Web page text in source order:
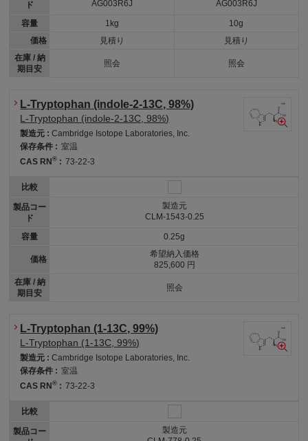
ド
容量
価格
在庫 / 納
期目安
AG003R6J
1kg
見積り
照会
AG003R6J
10g
見積り
照会
L-Tryptophan (indole-2-13C, 98%)
L-Tryptophan (indole-2-13C, 98%)
製造元 :Cambridge Isotope Laboratories, Inc.
保存条件 : 室温
CAS RN® : 73-22-3
比較
製品コー
ド
容量
価格
在庫 / 納
期目安
製造元
CLM-1543-0.25
0.25g
希望納入価格
825,600 円
照会
L-Tryptophan (1-13C, 99%)
L-Tryptophan (1-13C, 99%)
製造元 :Cambridge Isotope Laboratories, Inc.
保存条件 : 室温
CAS RN® : 73-22-3
比較
製品コー
製造元